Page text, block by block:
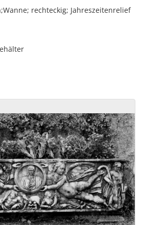
rechteckig; Jahreszeitenrelief